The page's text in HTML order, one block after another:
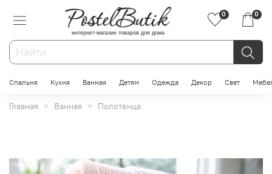
интернет-магазин товаров для дома
0 0
Спальня Кухня Ванная Детям Одежда Декор Свет
Главная Ванная Полотенца